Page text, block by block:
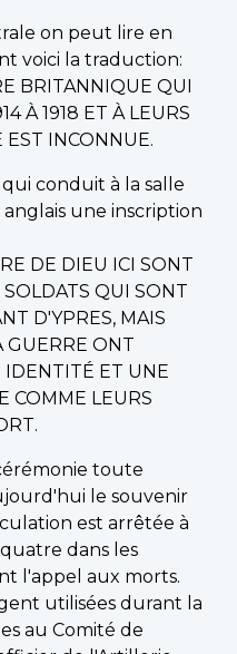
on peut lire en
voici la traduction:
BRITANNIQUE QUI
À 1918 ET À LEURS
INCONNUE.
conduit à la salle
une inscription
DE DIEU ICI SONT
QUI SONT
D'YPRES, MAIS
GUERRE ONT
IDENTITÉ ET UNE
COMME LEURS
toute
le souvenir
est arrêtée à
dans les
l'appel aux morts.
utilisées durant la
au Comité de